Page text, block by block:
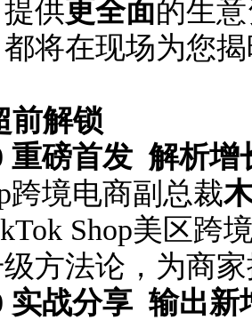
供更全面的生
将在现场为您
前解锁
重磅首发 解析增
跨境电商副总裁
Shop美区跨
方法论，为商
实战分享 输出新